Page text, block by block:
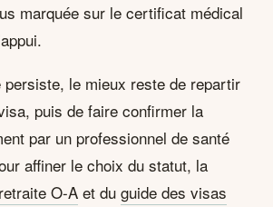
marquée sur le certificat médical
persiste, le mieux reste de repartir
puis de faire confirmer la
par un professionnel de santé
affiner le choix du statut, la
O-A et du guide des visas